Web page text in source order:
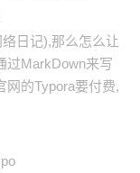
日记),那么怎么让
过MarkDown来写
网的Typora要付费,